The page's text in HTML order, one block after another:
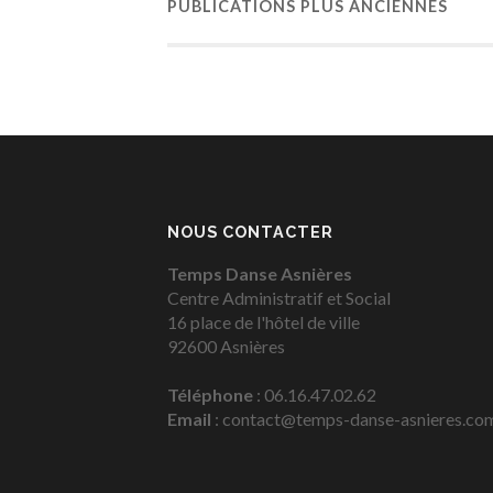
PUBLICATIONS PLUS ANCIENNES
NOUS CONTACTER
Temps Danse Asnières
Centre Administratif et Social
16 place de l'hôtel de ville
92600 Asnières
Téléphone : 06.16.47.02.62
Email : contact@temps-danse-